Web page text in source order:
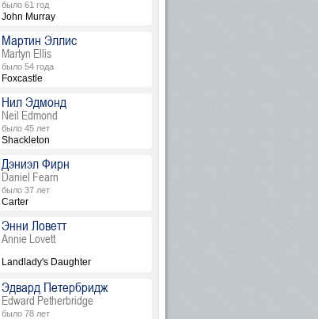
было 61 год
John Murray
Мартин Эллис
Martyn Ellis
было 54 года
Foxcastle
Нил Эдмонд
Neil Edmond
было 45 лет
Shackleton
Дэниэл Фирн
Daniel Fearn
было 37 лет
Carter
Энни Ловетт
Annie Lovett
Landlady's Daughter
Эдвард Петербридж
Edward Petherbridge
было 78 лет